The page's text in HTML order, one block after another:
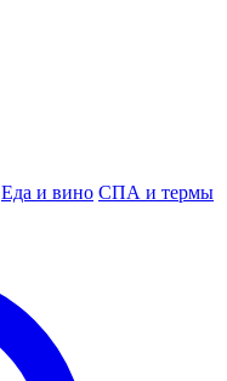
Еда и вино СПА и термы